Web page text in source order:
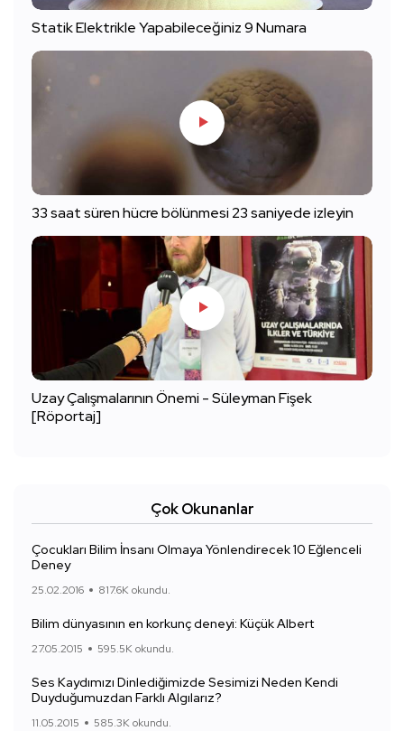
Statik Elektrikle Yapabileceğiniz 9 Numara
33 saat süren hücre bölünmesi 23 saniyede izleyin
Uzay Çalışmalarının Önemi - Süleyman Fişek
[Röportaj]
Çok Okunanlar
Çocukları Bilim İnsanı Olmaya Yönlendirecek 10 Eğlenceli
Deney
25.02.2016 817.6K okundu.
Bilim dünyasının en korkunç deneyi: Küçük Albert
27.05.2015 595.5K okundu.
Ses Kaydımızı Dinlediğimizde Sesimizi Neden Kendi
Duyduğumuzdan Farklı Algılarız?
11.05.2015 585.3K okundu.